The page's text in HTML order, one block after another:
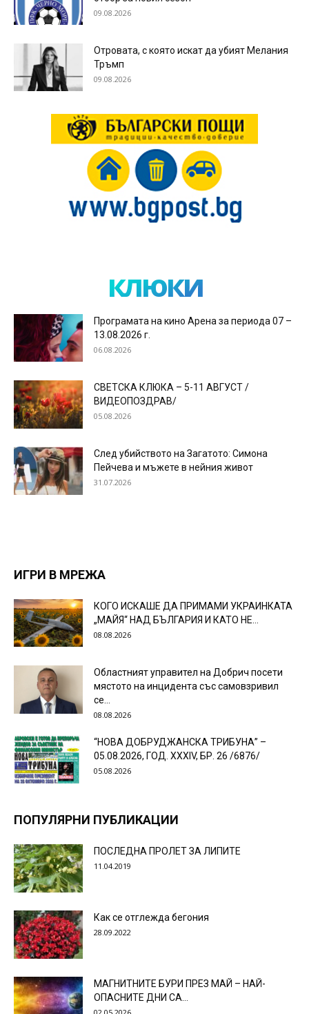
09.08.2026
Отровата, с която искат да убият Мелания
Тръмп
09.08.2026
клюки
Програмата на кино Арена за периода 07 –
13.08.2026 г.
06.08.2026
СВЕТСКА КЛЮКА – 5-11 АВГУСТ /
ВИДЕОПОЗДРАВ/
05.08.2026
След убийството на Загатото: Симона
Пейчева и мъжете в нейния живот
31.07.2026
ИГРИ В МРЕЖА
КОГО ИСКАШЕ ДА ПРИМАМИ УКРАИНКАТА
„МАЙЯ“ НАД БЪЛГАРИЯ И КАТО НЕ...
08.08.2026
Областният управител на Добрич посети
мястото на инцидента със самовзривил
се...
08.08.2026
“НОВА ДОБРУДЖАНСКА ТРИБУНА” –
05.08.2026, ГОД. XXХIV, БР. 26 /6876/
05.08.2026
ПОПУЛЯРНИ ПУБЛИКАЦИИ
ПОСЛЕДНА ПРОЛЕТ ЗА ЛИПИТЕ
11.04.2019
Как се отглежда бегония
28.09.2022
МАГНИТНИТЕ БУРИ ПРЕЗ МАЙ – НАЙ-
ОПАСНИТЕ ДНИ СА…